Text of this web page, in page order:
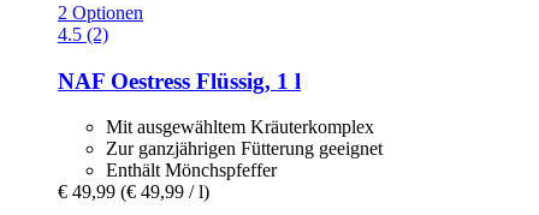
2 Optionen
4.5 (2)
NAF Oestress Flüssig, 1 l
Mit ausgewähltem Kräuterkomplex
Zur ganzjährigen Fütterung geeignet
Enthält Mönchspfeffer
€ 49,99 (€ 49,99 / l)